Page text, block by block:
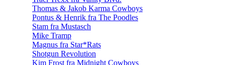
Thomas & Jakob Karma Cowboys
Pontus & Henrik fra The Poodles
Stam fra Mustasch
Mike Tramp
Magnus fra Star*Rats
Shotgun Revolution
Kim Frost fra Midnight Cowboys